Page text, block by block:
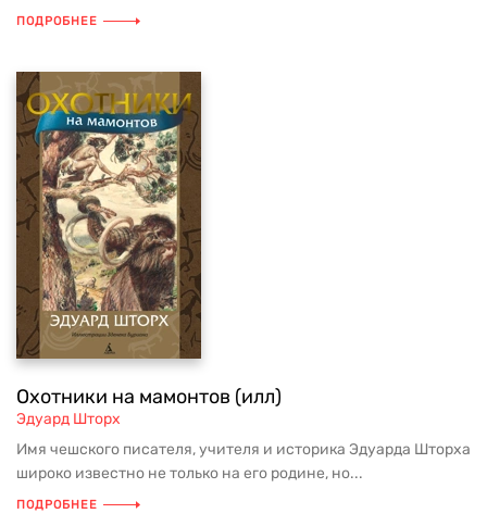
ПОДРОБНЕЕ
Охотники на мамонтов (илл)
Эдуард Шторх
Имя чешского писателя, учителя и историка Эдуарда Шторха
широко известно не только на его родине, но...
ПОДРОБНЕЕ